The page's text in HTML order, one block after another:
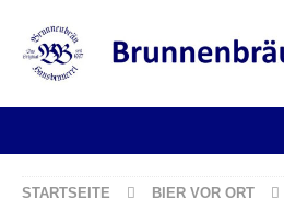
STARTSEITE BIER VOR ORT